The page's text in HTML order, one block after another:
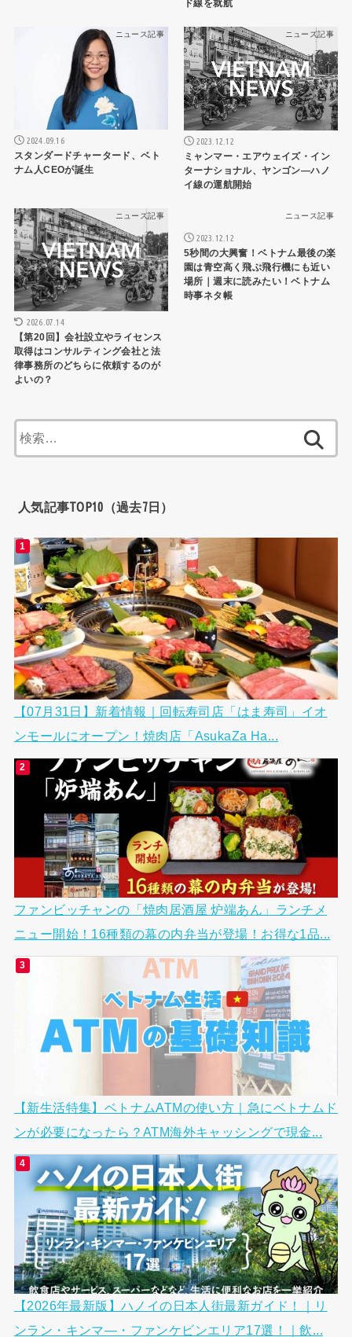
ド線を就航
ニュース記事
2024.09.16
スタンダードチャータード、ベト
ナム人CEOが誕生
ニュース記事
2023.12.12
ミャンマー・エアウェイズ・イン
ターナショナル、ヤンゴン―ハノ
イ線の運航開始
ニュース記事
2026.07.14
【第20回】会社設立やライセンス
取得はコンサルティング会社と法
律事務所のどちらに依頼するのが
よいの？
ニュース記事
2023.12.12
5秒間の大興奮！ベトナム最後の楽
園は青空高く飛ぶ飛行機にも近い
場所｜週末に読みたい！ベトナム
時事ネタ帳
索:
人気記事TOP10（過去7日）
【07月31日】新着情報｜回転寿司店「はま寿司」イオ
ンモールにオープン！焼肉店「AsukaZa Ha...
ファンビッチャンの「焼肉居酒屋 炉端あん」ランチメ
ニュー開始！16種類の幕の内弁当が登場！お得な1品...
【新生活特集】ベトナムATMの使い方｜急にベトナムド
ンが必要になったら？ATM海外キャッシングで現金...
【2026年最新版】ハノイの日本人街最新ガイド！｜リ
ンラン・キンマ―・ファンケビンエリア17選！｜飲...